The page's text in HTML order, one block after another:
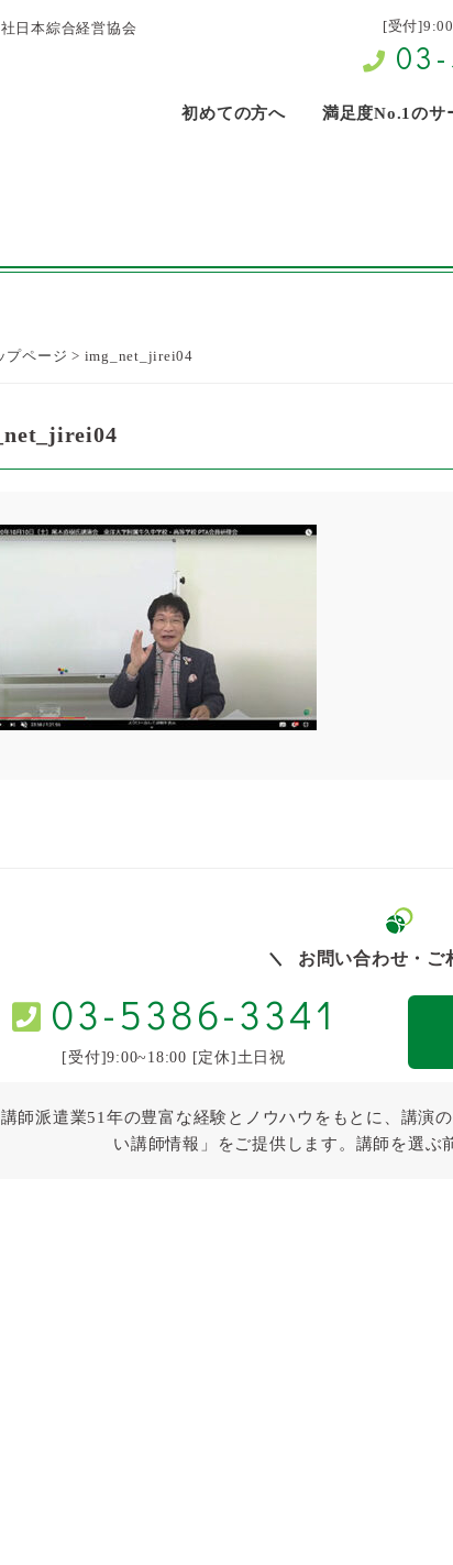
日本綜合経営協会 [受付
初めての方へ 満足度No.1のサ
プページ > img_net_jirei04
お問い合わせ・ご
03-5386-3341
[受付]9:00~18:00 [定休]土日祝
講師派遣業51年の豊富な経験とノウハウをもとに、講演
い講師情報」をご提供します。講師を選ぶ